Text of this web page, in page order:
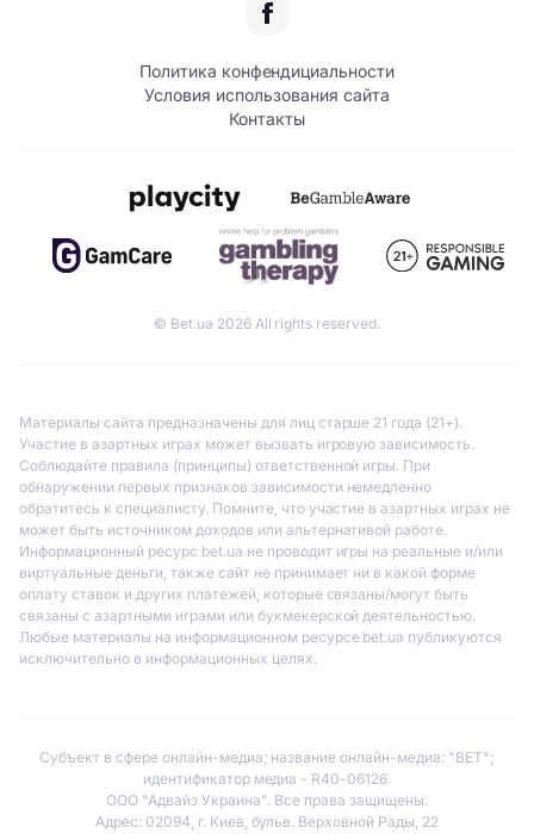
Политика конфендициальности
Условия использования сайта
Контакты
© Bet.ua 2026 All rights reserved.
Материалы сайта предназначены для лиц старше 21 года (21+).
Участие в азартных играх может вызвать игровую зависимость.
Соблюдайте правила (принципы) ответственной игры. При
обнаружении первых признаков зависимости немедленно
обратитесь к специалисту. Помните, что участие в азартных играх не
может быть источником доходов или альтернативой работе.
Информационный ресурс bet.ua не проводит игры на реальные и/или
виртуальные деньги, также сайт не принимает ни в какой форме
оплату ставок и других платежей, которые связаны/могут быть
связаны с азартными играми или букмекерской деятельностью.
Любые материалы на информационном ресурсе bet.ua публикуются
исключительно в информационных целях.
Субъект в сфере онлайн-медиа; название онлайн-медиа: "BET";
идентификатор медиа - R40-06126.
ООО "Адвайз Украина". Все права защищены.
Адрес: 02094, г. Киев, бульв. Верховной Рады, 22